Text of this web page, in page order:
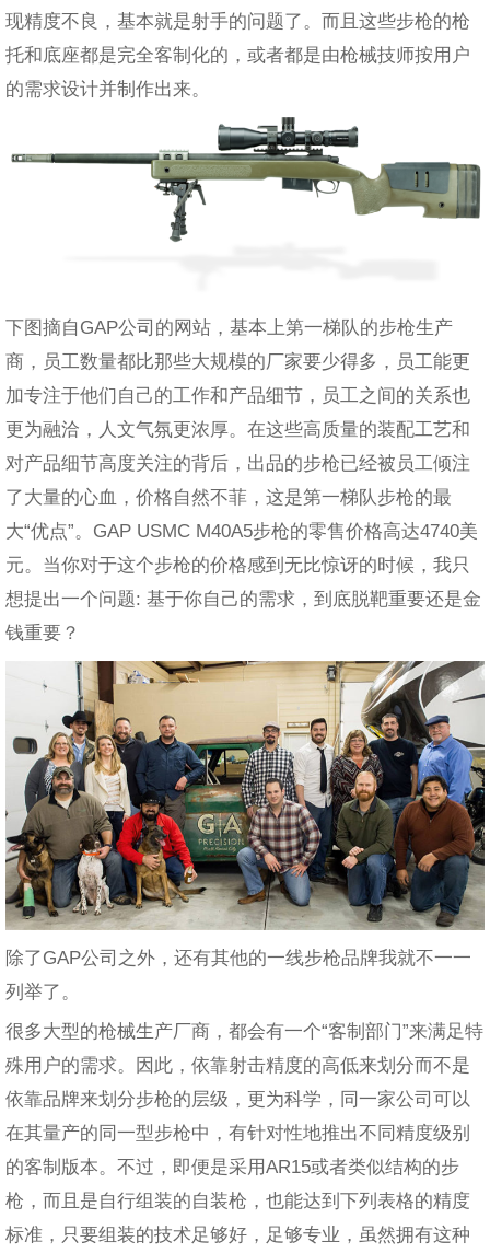
现精度不良，基本就是射手的问题了。而且这些步枪的枪
托和底座都是完全客制化的，或者都是由枪械技师按用户
的需求设计并制作出来。
下图摘自GAP公司的网站，基本上第一梯队的步枪生产
商，员工数量都比那些大规模的厂家要少得多，员工能更
加专注于他们自己的工作和产品细节，员工之间的关系也
更为融洽，人文气氛更浓厚。在这些高质量的装配工艺和
对产品细节高度关注的背后，出品的步枪已经被员工倾注
了大量的心血，价格自然不菲，这是第一梯队步枪的最
大“优点”。GAP USMC M40A5步枪的零售价格高达4740美
元。当你对于这个步枪的价格感到无比惊讶的时候，我只
想提出一个问题: 基于你自己的需求，到底脱靶重要还是金
钱重要？
除了GAP公司之外，还有其他的一线步枪品牌我就不一一
列举了。
很多大型的枪械生产厂商，都会有一个“客制部门”来满足特
殊用户的需求。因此，依靠射击精度的高低来划分而不是
依靠品牌来划分步枪的层级，更为科学，同一家公司可以
在其量产的同一型步枪中，有针对性地推出不同精度级别
的客制版本。不过，即便是采用AR15或者类似结构的步
枪，而且是自行组装的自装枪，也能达到下列表格的精度
标准，只要组装的技术足够好，足够专业，虽然拥有这种